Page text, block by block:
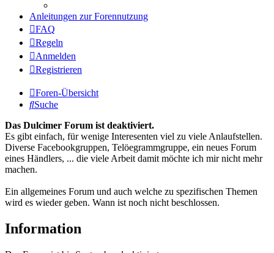
Anleitungen zur Forennutzung
FAQ
Regeln
Anmelden
Registrieren
Foren-Übersicht
Suche
Das Dulcimer Forum ist deaktiviert.
Es gibt einfach, für wenige Interesenten viel zu viele Anlaufstellen.
Diverse Facebookgruppen, Telöegrammgruppe, ein neues Forum
eines Händlers, ... die viele Arbeit damit möchte ich mir nicht mehr
machen.
Ein allgemeines Forum und auch welche zu spezifischen Themen
wird es wieder geben. Wann ist noch nicht beschlossen.
Information